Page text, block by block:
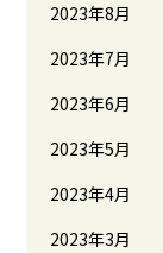
2023年8月
2023年7月
2023年6月
2023年5月
2023年4月
2023年3月